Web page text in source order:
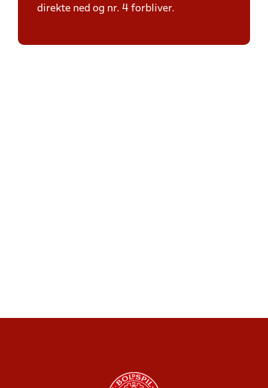
direkte ned og nr. 4 forbliver.